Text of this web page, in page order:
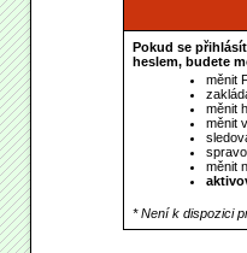
Pokud se
heslem, budete
měnit
měnit
měnit
měnit
* Není k dispozici